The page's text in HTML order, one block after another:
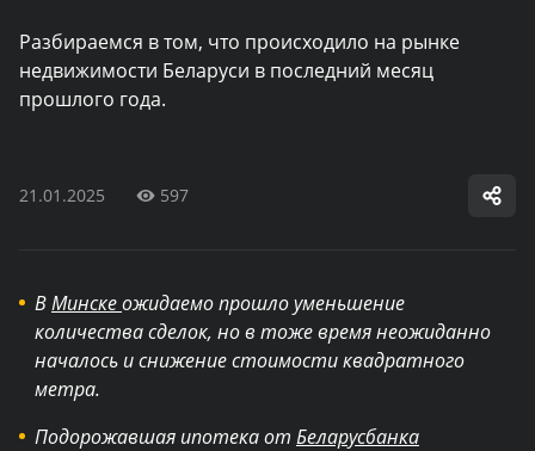
Разбираемся в том, что происходило на рынке
недвижимости Беларуси в последний месяц
прошлого года.
21.01.2025 597
ВМинскеожидаемо прошло уменьшение
количества сделок, но в тоже время неожиданно
началось и снижение стоимости квадратного
метра.
Подорожавшая ипотека от Беларусбанка